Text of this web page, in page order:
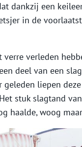
dankzij een
in de
verleden
deel van een
geleden liepen
stuk slagtand
haalde, woog